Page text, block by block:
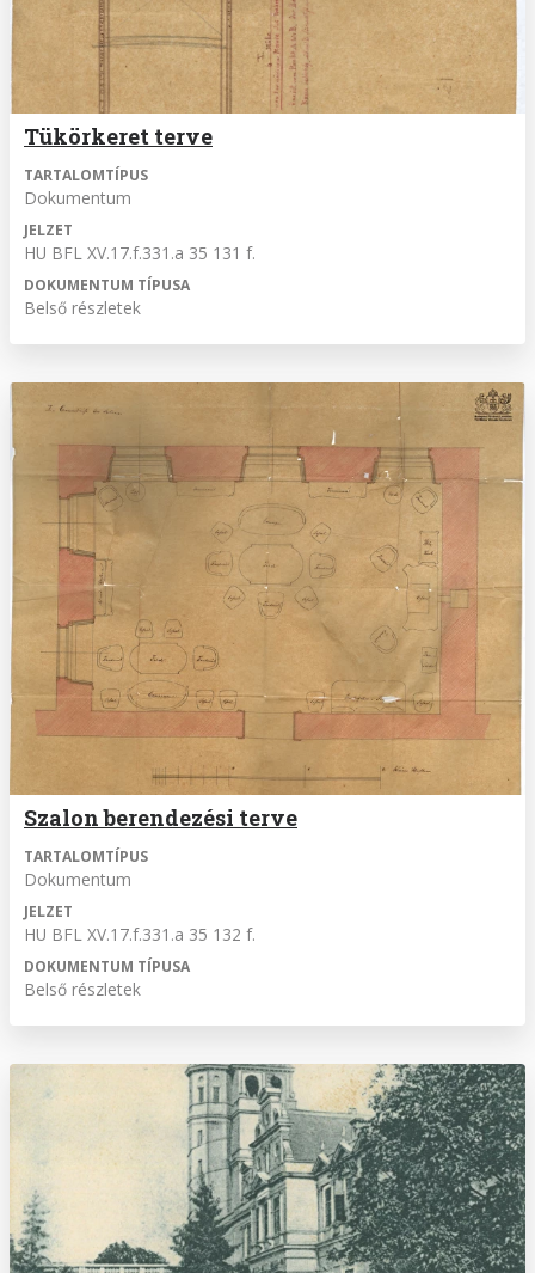
Tükörkeret terve
TARTALOMTÍPUS
Dokumentum
JELZET
HU BFL XV.17.f.331.a 35 131 f.
DOKUMENTUM TÍPUSA
Belső részletek
Szalon berendezési terve
TARTALOMTÍPUS
Dokumentum
JELZET
HU BFL XV.17.f.331.a 35 132 f.
DOKUMENTUM TÍPUSA
Belső részletek